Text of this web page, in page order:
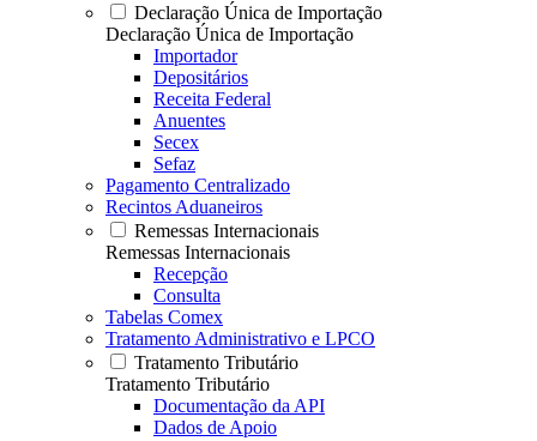
Declaração Única de Importação
Declaração Única de Importação
Importador
Depositários
Receita Federal
Anuentes
Secex
Sefaz
Pagamento Centralizado
Recintos Aduaneiros
Remessas Internacionais
Remessas Internacionais
Recepção
Consulta
Tabelas Comex
Tratamento Administrativo e LPCO
Tratamento Tributário
Tratamento Tributário
Documentação da API
Dados de Apoio